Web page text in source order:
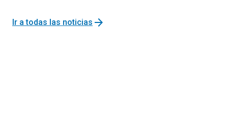
Ir a todas las noticias arrow_forward